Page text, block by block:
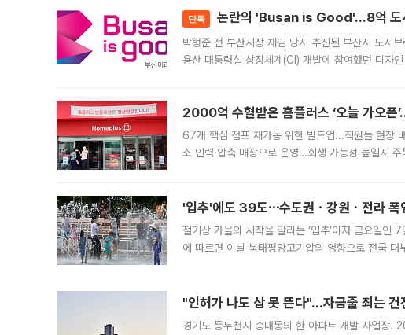
단독 논란의 'Busan is Good'…8억 도
박형준 전 부산시장 재임 당시 추진된 부산시 도시
용산 대통령실 상징체계(CI) 개발에 참여했던 디자
2000억 수혈받은 홈플러스 ‘오늘 가오픈
67개 핵심 점포 재가동 위한 빌드업...직원들 현장
소 인력·압축 매장으로 운영…회생 가능성 높일지
'입추'에도 39도⋯수도권ㆍ강원ㆍ전라 폭
절기상 가을의 시작을 알리는 ‘입추’이자 금요일인
에 따르면 이날 북태평양고기압의 영향으로 전국
"인허가 나도 삽 못 뜬다"…자금줄 죄는
경기도 동두천시 송내동의 한 아파트 개발 사업장.